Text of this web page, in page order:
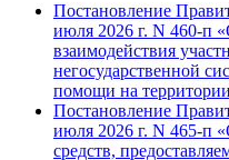
Постановление
июля 2026 г. N 460-п
взаимодействия
негосударственной
помощи на
Постановление
июля 2026 г. N 465-п
средств,